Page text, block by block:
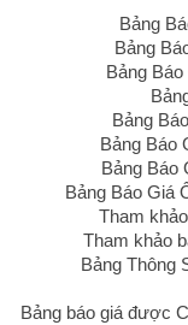
Bảng
Bảng
Bảng
Bảng
Bảng Báo
Bảng Báo
Bảng Báo Giá
Tham
Tham khảo
Bảng Thông
Bảng báo giá được